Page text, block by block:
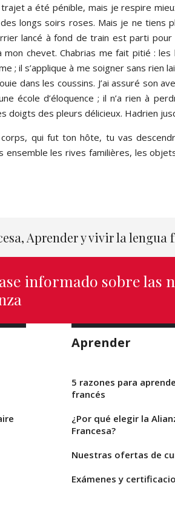
a été pénible, mais je respire
longs soirs roses. Mais je ne tiens
lancé à fond de train est parti
chevet. Chabrias me fait pitié :
; il s’applique à me soigner sans rien
dans les coussins. J’ai assuré son
école d’éloquence ; il n’a rien à
des pleurs délicieux. Hadrien
qui fut ton hôte, tu vas
ensemble les rives familières, les
Aprender y vivir la lengua
informado sobre las
Aprender
5 razones para
francés
¿Por qué elegir la
Francesa?
Nuestras ofertas de
Exámenes y